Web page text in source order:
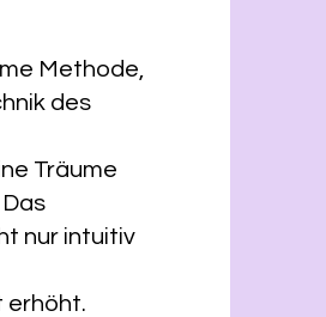
Methode,
des
Träume
nur intuitiv
erhöht.